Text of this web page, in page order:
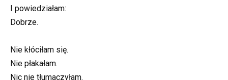
I powiedziałam:
Dobrze.
Nie kłóciłam się.
Nie płakałam.
Nic nie tłumaczyłam.